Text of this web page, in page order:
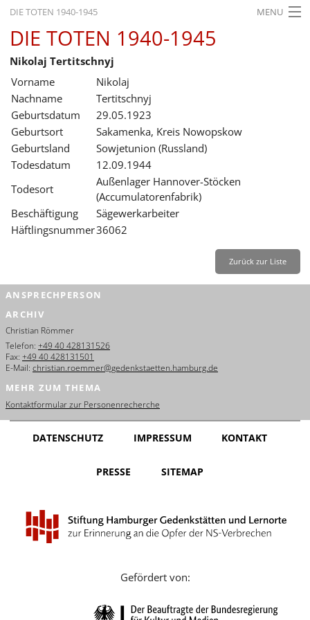
DIE TOTEN 1940-1945 MENU
STARTSEITE
AKTUELLES
AUSSTELLUNGEN
GESCHICHTE
BILDUNG
SERVICE
Deutsch Zurück
Deutsch
Français
Dansk
Español
Italiano
Português
Yкраїнський
Русский
Gebärdensprache
DIE TOTEN 1940-1945
Nikolaj Tertitschnyj
Vorname
Nikolaj
Nachname
Tertitschnyj
Geburtsdatum
29.05.1923
Geburtsort
Sakamenka, Kreis Nowopskow
Geburtsland
Sowjetunion (Russland)
Todesdatum
12.09.1944
Todesort
Außenlager Hannover-Stöcken
(Accumulatorenfabrik)
Beschäftigung
Sägewerkarbeiter
Häftlingsnummer36062
Zurück zur Liste
ANSPRECHPERSON
ARCHIV
Christian Römmer
Telefon: +49 40 428131526
Fax: +49 40 428131501
E-Mail: christian.roemmer@gedenkstaetten.hamburg.de
MEHR ZUM THEMA
Kontaktformular zur Personenrecherche
DATENSCHUTZ IMPRESSUM KONTAKT
PRESSE SITEMAP
Gefördert von: